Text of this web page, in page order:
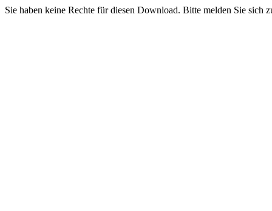
Sie haben keine Rechte für diesen Download. Bitte melden Sie sich